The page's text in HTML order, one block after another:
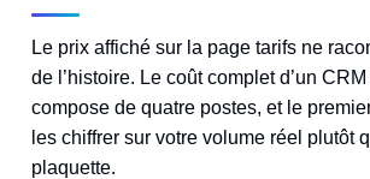
Le prix affiché sur la page tarifs ne
de l’histoire. Le coût complet d’un
compose de quatre postes, et le
les chiffrer sur votre volume réel plutôt
plaquette.